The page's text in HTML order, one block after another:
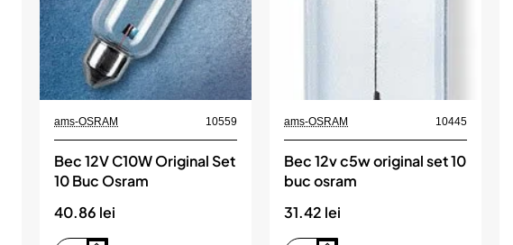
ams-OSRAM 10559
Bec 12V C10W Original Set
10 Buc Osram
40.86 lei
ams-OSRAM 10445
Bec 12v c5w original set 10
buc osram
31.42 lei